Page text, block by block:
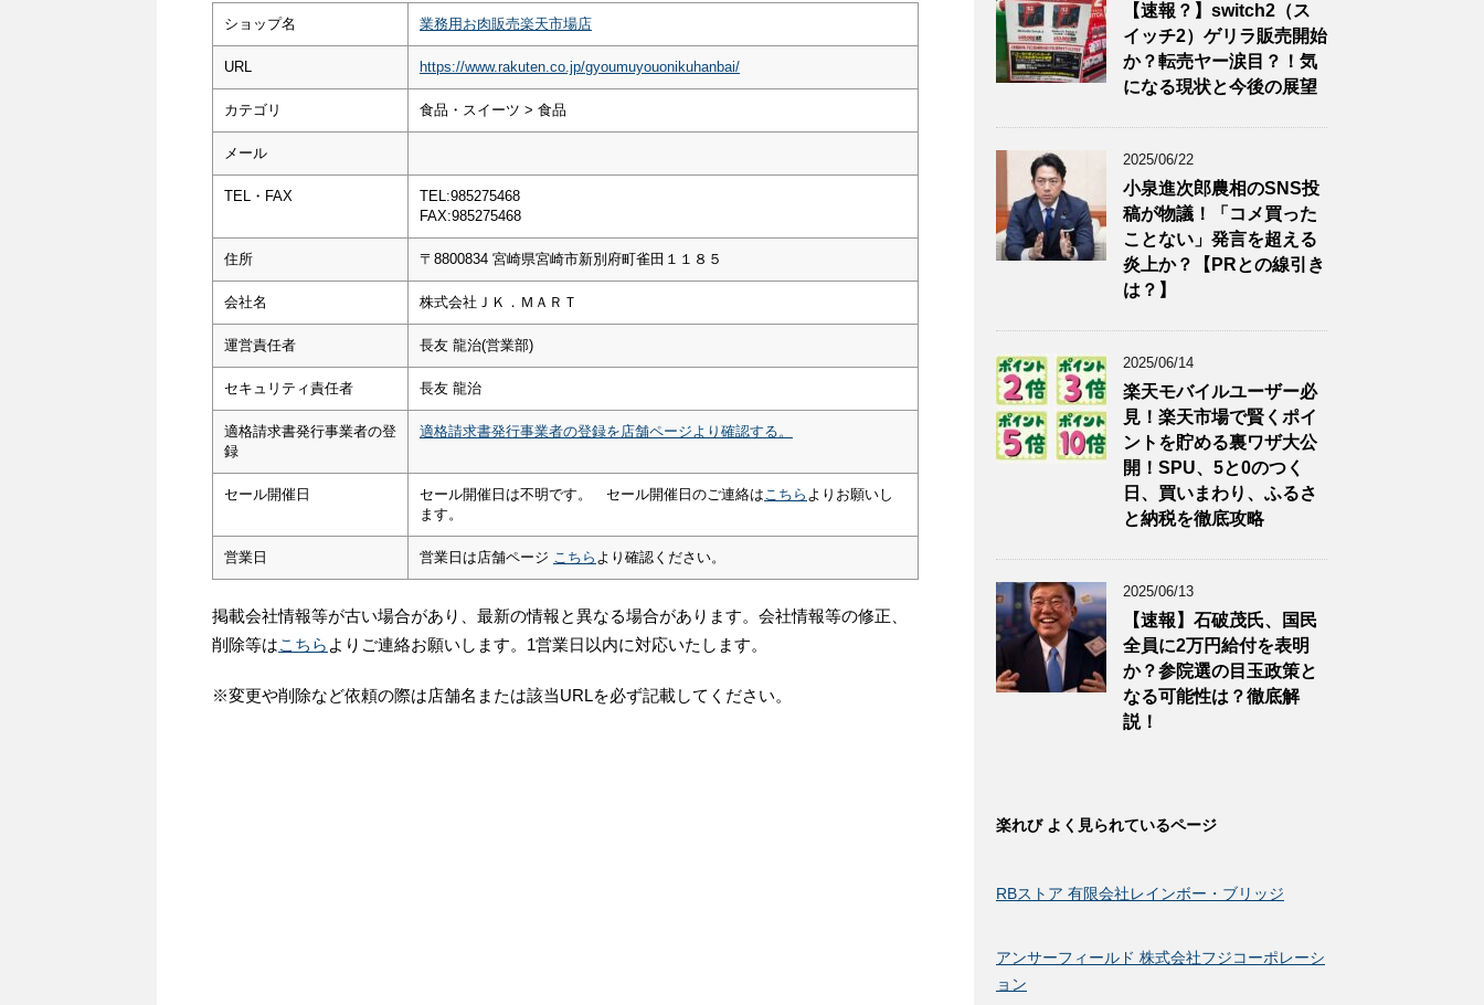
ショップ名 業務用お肉販売楽天市場店
URL https://www.rakuten.co.jp/gyoumuyouonikuhanbai/
カテゴリ 食品・スイーツ > 食品
メール
TEL・FAX
TEL:985275468
FAX:985275468
住所 〒8800834 宮崎県宮崎市新別府町雀田１１８５
会社名 株式会社ＪＫ．ＭＡＲＴ
運営責任者 長友 龍治(営業部)
セキュリティ責任者 長友 龍治
適格請求書発行事業者の登
録
適格請求書発行事業者の登録を店舗ページより確認する。
セール開催日 セール開催日は不明です。 セール開催日のご連絡は こちら よりお願いし
ます。
営業日 営業日は店舗ページ こちら より確認ください。
掲載会社情報等が古い場合があり、最新の情報と異なる場合があります。会社情報等の修正、
削除等はこちら よりご連絡お願いします。1営業日以内に対応いたします。
※変更や削除など依頼の際は店舗名または該当URLを必ず記載してください。
【速報？】switch2（ス
イッチ2）ゲリラ販売開始
か？転売ヤー涙目？！気
になる現状と今後の展望
2025/06/22
小泉進次郎農相のSNS投
稿が物議！「コメ買った
ことない」発言を超える
炎上か？【PRとの線引き
は？】
2025/06/14
楽天モバイルユーザー必
見！楽天市場で賢くポイ
ントを貯める裏ワザ大公
開！SPU、5と0のつく
日、買いまわり、ふるさ
と納税を徹底攻略
2025/06/13
【速報】石破茂氏、国民
全員に2万円給付を表明
か？参院選の目玉政策と
なる可能性は？徹底解
説！
楽れび よく見られているページ
RBストア 有限会社レインボー・ブリッジ
アンサーフィールド 株式会社フジコーポレーシ
ョン